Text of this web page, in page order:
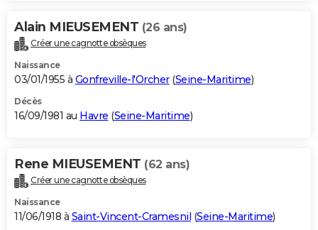
Alain MIEUSEMENT (26 ans)
Créer une cagnotte obsèques
Naissance
03/01/1955 à Gonfreville-l'Orcher(Seine-Maritime)
Décès
16/09/1981 au Havre (Seine-Maritime)
Rene MIEUSEMENT (62 ans)
Créer une cagnotte obsèques
Naissance
11/06/1918 à Saint-Vincent-Cramesnil (Seine-Maritime)